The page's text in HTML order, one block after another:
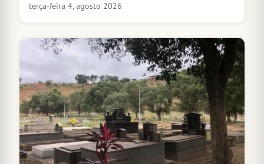
terça-feira 4, agosto 2026